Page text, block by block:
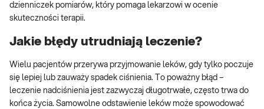
dzienniczek pomiarów, który pomaga lekarzowi w ocenie
skuteczności terapii.
Jakie błędy utrudniają leczenie?
Wielu pacjentów przerywa przyjmowanie leków, gdy tylko poczuje
się lepiej lub zauważy spadek ciśnienia. To poważny błąd –
leczenie nadciśnienia jest zazwyczaj długotrwałe, często trwa do
końca życia. Samowolne odstawienie leków może spowodować